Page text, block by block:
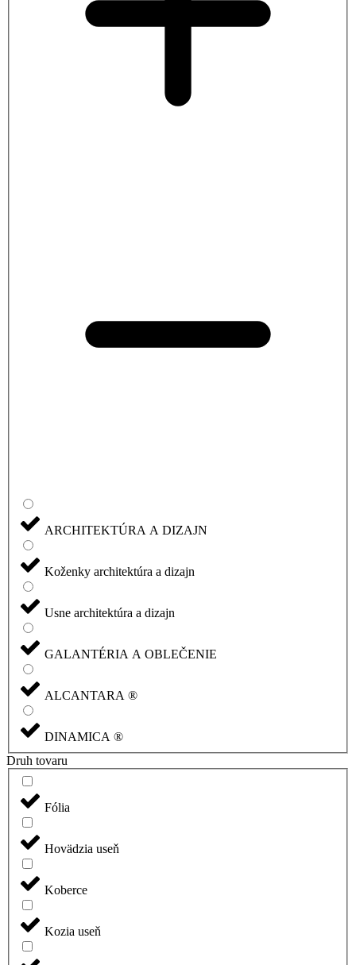
ARCHITEKTÚRA A DIZAJN
Koženky architektúra a dizajn
Usne architektúra a dizajn
GALANTÉRIA A OBLEČENIE
ALCANTARA ®
DINAMICA ®
Druh tovaru
Fólia
Hovädzia useň
Koberce
Kozia useň